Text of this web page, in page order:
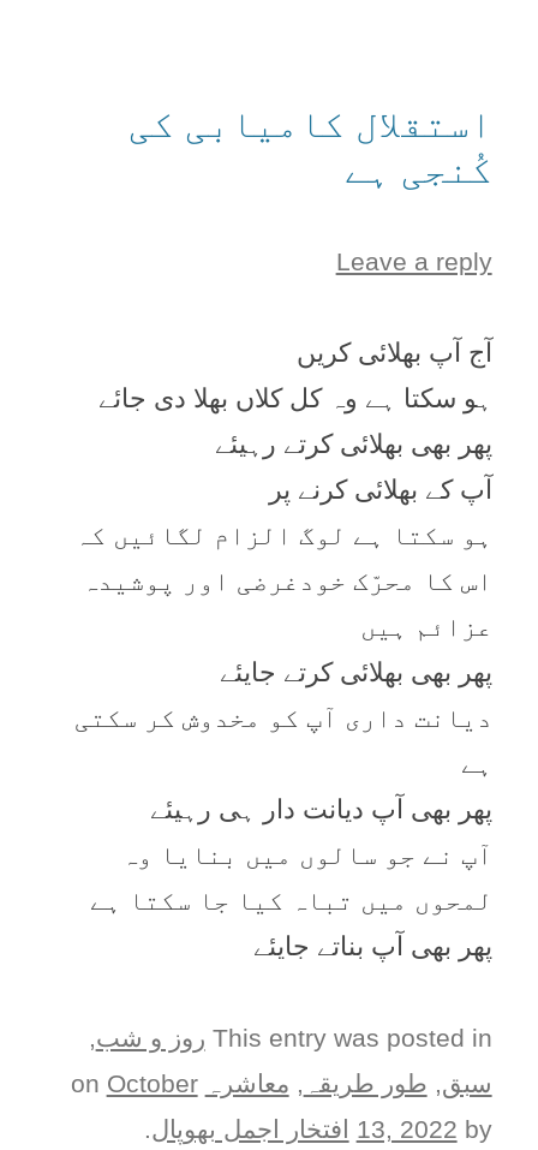
استقلال کامیابی کی
کُنجی ہے
Leave a reply
آج آپ بھلائی کریں
ہو سکتا ہے وہ کل کلاں بھلا دی جائے
پھر بھی بھلائی کرتے رہیئے
آپ کے بھلائی کرنے پر
ہو سکتا ہے لوگ الزام لگائیں کہ
اس کا محرّک خودغرضی اور پوشیدہ
عزائم ہیں
پھر بھی بھلائی کرتے جایئے
دیانت داری آپ کو مخدوش کر سکتی
ہے
پھر بھی آپ دیانت دار ہی رہیئے
آپ نے جو سالوں میں بنایا وہ
لمحوں میں تباہ کیا جا سکتا ہے
پھر بھی آپ بناتے جایئے
This entry was posted in روز و شب,
سبق, طور طريقہ , معاشرہ on
October
13, 2022 by افتخار اجمل بھوپال.